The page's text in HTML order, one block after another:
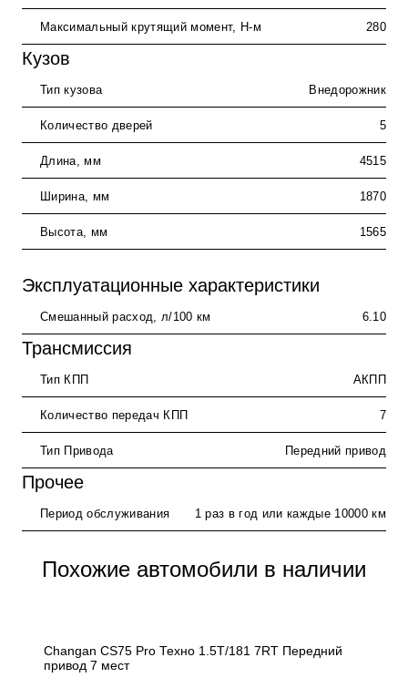
Максимальный крутящий момент, Н-м 280
Кузов
Тип кузова Внедорожник
Количество дверей 5
Длина, мм 4515
Ширина, мм 1870
Высота, мм 1565
Эксплуатационные характеристики
Смешанный расход, л/100 км 6.10
Трансмиссия
Тип КПП АКПП
Количество передач КПП 7
Тип Привода Передний привод
Прочее
Период обслуживания 1 раз в год или каждые 10000 км
Похожие автомобили в наличии
Changan CS75 Pro Техно 1.5T/181 7RT Передний
привод 7 мест